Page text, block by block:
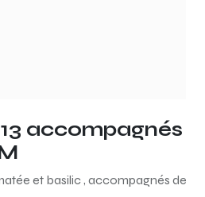
accompagnés
et basilic , accompagnés de